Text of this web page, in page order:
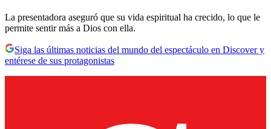
La presentadora aseguró que su vida espiritual ha crecido, lo que le
permite sentir más a Dios con ella.
Siga las últimas noticias del mundo del espectáculo en Discover y
entérese de sus protagonistas